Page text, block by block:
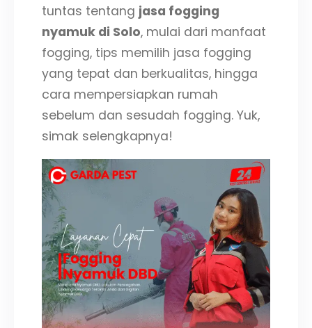
tuntas tentang jasa fogging
nyamuk di Solo, mulai dari manfaat
fogging, tips memilih jasa fogging
yang tepat dan berkualitas, hingga
cara mempersiapkan rumah
sebelum dan sesudah fogging. Yuk,
simak selengkapnya!